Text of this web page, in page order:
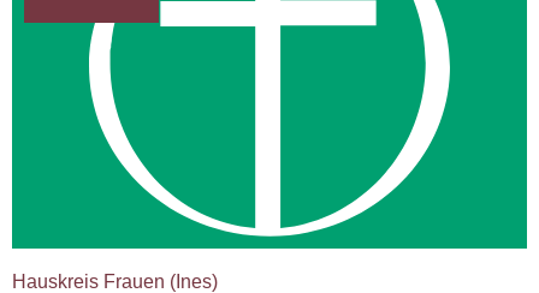
Hauskreis Frauen (Ines)